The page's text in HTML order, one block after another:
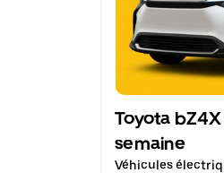
Toyota
semaine
Véhicules